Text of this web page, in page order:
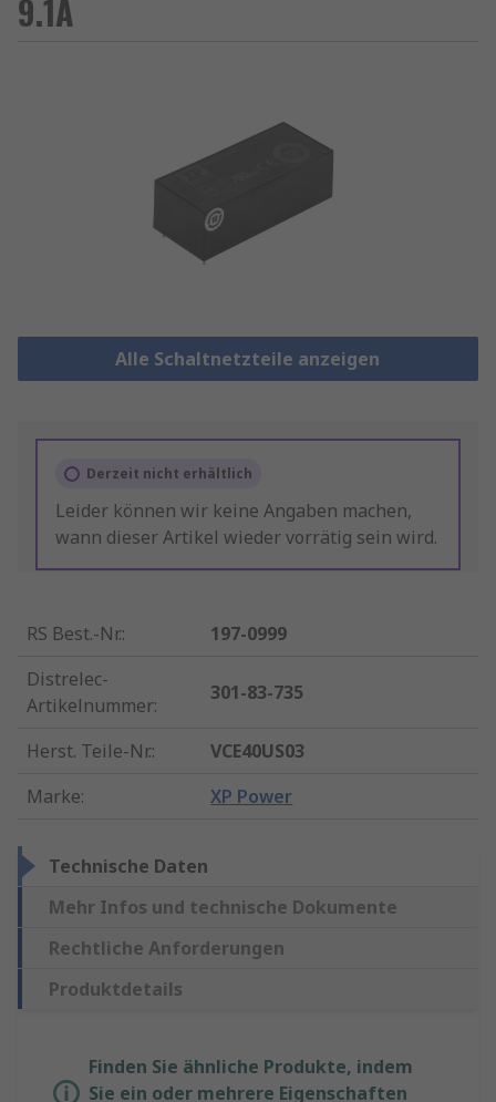
9.1A
Alle Schaltnetzteile anzeigen
Derzeit nicht erhältlich
Leider können wir keine Angaben machen,
wann dieser Artikel wieder vorrätig sein wird.
RS Best.-Nr.:
197-0999
Distrelec-
Artikelnummer:
301-83-735
Herst. Teile-Nr.:
VCE40US03
Marke: XP Power
Technische Daten
Mehr Infos und technische Dokumente
Rechtliche Anforderungen
Produktdetails
Finden Sie ähnliche Produkte, indem
Sie ein oder mehrere Eigenschaften